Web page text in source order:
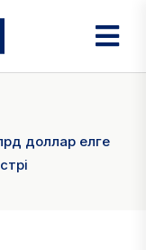
доллар елге